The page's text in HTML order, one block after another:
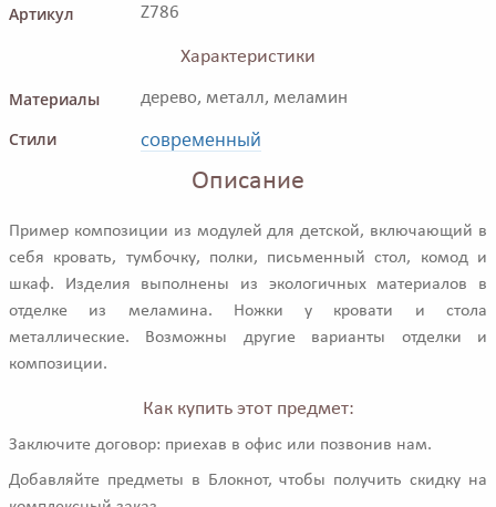
Артикул Z786
Характеристики
Материалы
дерево, металл, меламин
Стили современный
Описание
Пример композиции из модулей для детской, включающий в
себя кровать, тумбочку, полки, письменный стол, комод и
шкаф. Изделия выполнены из экологичных материалов в
отделке из меламина. Ножки у кровати и стола
металлические. Возможны другие варианты отделки и
композиции.
Как купить этот предмет:
Заключите договор: приехав в офис или позвонив нам.
Добавляйте предметы в Блокнот, чтобы получить скидку на